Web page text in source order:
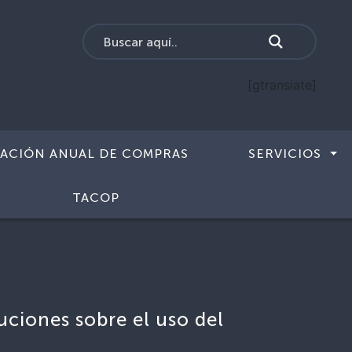
[gtranslate]
ANUAL DE COMPRAS SERVICIOS
TACOP
sobre el uso del